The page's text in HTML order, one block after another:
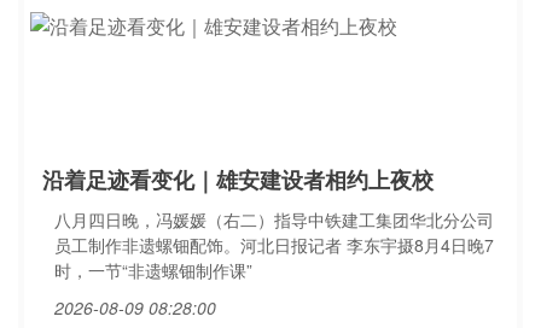
沿着足迹看变化｜雄安建设者相约上夜校
八月四日晚，冯媛媛（右二）指导中铁建工集团华北分公司
员工制作非遗螺钿配饰。河北日报记者 李东宇摄8月4日晚7
时，一节“非遗螺钿制作课”
2026-08-09 08:28:00